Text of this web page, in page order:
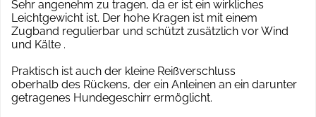
Sehr angenehm zu tragen, da er ist ein wirkliches
Leichtgewicht ist. Der hohe Kragen ist mit einem
Zugband regulierbar und schützt zusätzlich vor Wind
und Kälte .
Praktisch ist auch der kleine Reißverschluss
oberhalb des Rückens, der ein Anleinen an ein darunter
getragenes Hundegeschirr ermöglicht.